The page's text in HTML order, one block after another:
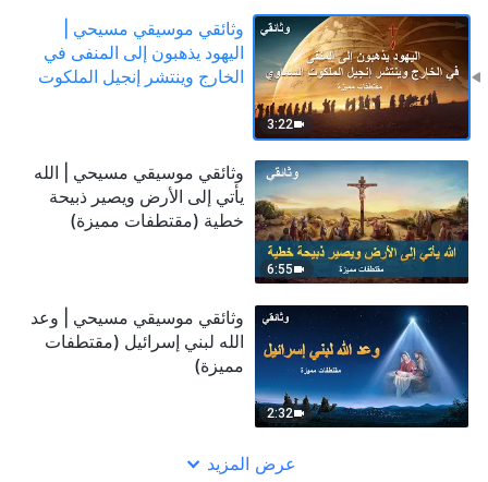
3:22
وثائقي موسيقي مسيحي |
اليهود يذهبون إلى المنفى في
الخارج وينتشر إنجيل الملكوت
6:55
وثائقي موسيقي مسيحي | الله
يأتي إلى الأرض ويصير ذبيحة
خطية (مقتطفات مميزة)
2:32
وثائقي موسيقي مسيحي | وعد
الله لبني إسرائيل (مقتطفات
مميزة)
عرض المزيد